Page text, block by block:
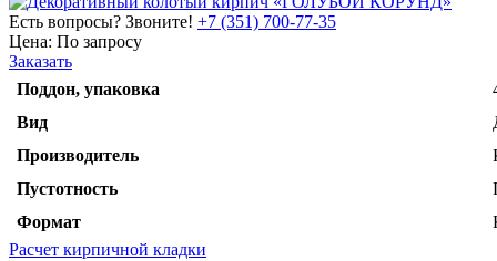
Есть вопросы? Звоните! +7 (351) 700-77-35
Цена: По запросу
Заказать
Поддон, упаковка
Вид
Производитель
Пустотность
Формат
Расчет кирпичной кладки